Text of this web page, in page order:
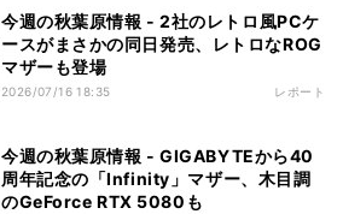
今週の秋葉原情報 - 2社のレトロ風PCケ
ースがまさかの同日発売、レトロなROG
マザーも登場
2026/07/16 18:35 レポート
今週の秋葉原情報 - GIGABYTEから40
周年記念の「Infinity」マザー、木目調
のGeForce RTX 5080も